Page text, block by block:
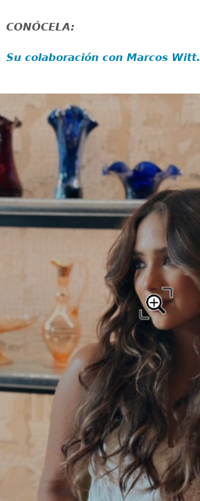
CONÓCELA:
Su colaboración con Marcos Witt.